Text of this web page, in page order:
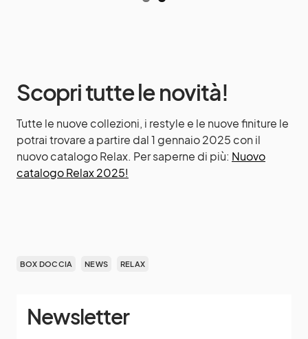
Scopri tutte le novità!
Tutte le nuove collezioni, i restyle e le nuove finiture le
potrai trovare a partire dal 1 gennaio 2025 con il
nuovo catalogo Relax. Per saperne di più: Nuovo
catalogo Relax 2025!